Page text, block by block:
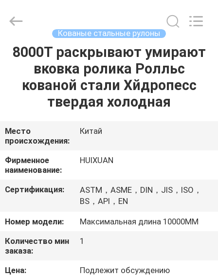
ДОМ
ПРОДУКТЫ
О
НАС
ПУТЕШЕСТВИЕ
ПРОВЕРКА
КАЧЕСТВА
ENERGY
EQUIPMENT
Rights
Reserved.
Кованые стальные рулоны
8000Т раскрывают умирают
вковка ролика Ролльс
кованой стали Хйдропесс
твердая холодная
Место
происхождения:
Китай
Фирменное
наименование:
HUIXUAN
Сертификация:
ASTM，ASME，DIN，JIS，ISO，
BS，API，EN
Номер модели:
Максимальная длина 10000ММ
Количество мин
заказа:
1
Цена:
Подлежит обсуждению